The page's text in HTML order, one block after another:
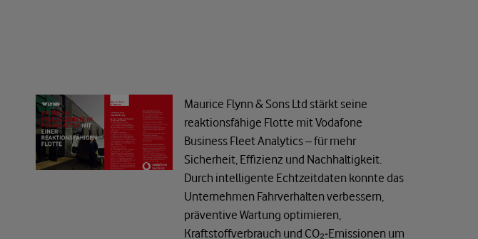
Maurice Flynn & Sons Ltd stärkt seine
reaktionsfähige Flotte mit Vodafone
Business Fleet Analytics – für mehr
Sicherheit, Effizienz und Nachhaltigkeit.
Durch intelligente Echtzeitdaten konnte das
Unternehmen Fahrverhalten verbessern,
präventive Wartung optimieren,
Kraftstoffverbrauch und CO₂‑Emissionen um